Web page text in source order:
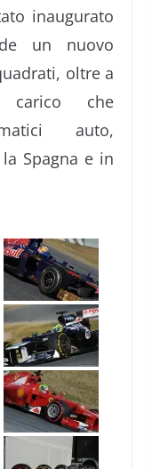
inaugurato
un nuovo
oltre a
che
auto,
Spagna e in